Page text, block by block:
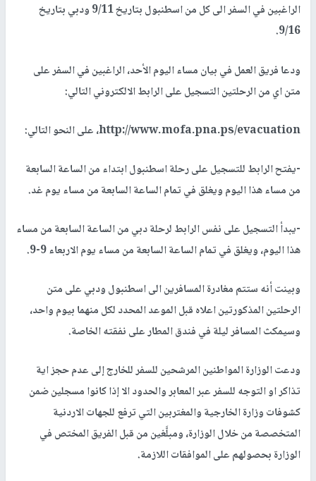
الراغبين في السفر الى كل من اسطنبول بتاريخ 9/11 ودبي بتاريخ
9/16.
ودعا فريق العمل في بيان مساء اليوم الأحد، الراغبين في السفر على
متن اي من الرحلتين التسجيل على الرابط الالكتروني التالي:
http://www.mofa.pna.ps/evacuation، على النحو التالي:
-يفتح الرابط للتسجيل على رحلة اسطنبول ابتداء من الساعة السابعة
من مساء هذا اليوم ويغلق في تمام الساعة السابعة من مساء يوم غد.
-يبدأ التسجيل على نفس الرابط لرحلة دبي من الساعة السابعة من مساء
هذا اليوم، ويغلق في تمام الساعة السابعة من مساء يوم الاربعاء 9-9.
وبينت أنه ستتم مغادرة المسافرين الى اسطنبول ودبي على متن
الرحلتين المذكورتين اعلاه قبل الموعد المحدد لكل منهما بيوم واحد،
وسيمكث المسافر ليلة في فندق المطار على نفقته الخاصة.
ودعت الوزارة المواطنين المرشحين للسفر للخارج إلى عدم حجز اية
تذاكر او التوجه للسفر عبر المعابر والحدود الا إذا كانوا مسجلين ضمن
كشوفات وزارة الخارجية والمغتربين التي ترفع للجهات الاردنية
المتخصصة من خلال الوزارة، ومبلَّغين من قبل الفريق المختص في
الوزارة بحصولهم على الموافقات اللازمة.